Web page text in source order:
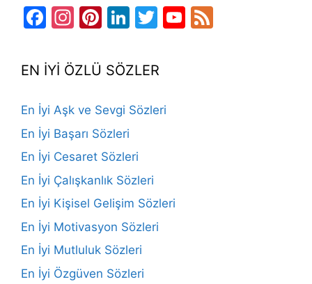
Facebook
Instagram
Pinterest
LinkedIn
TwitterYouTube
EN İYİ ÖZLÜ SÖZLER
En İyi Aşk ve Sevgi Sözleri
En İyi Başarı Sözleri
En İyi Cesaret Sözleri
En İyi Çalışkanlık Sözleri
En İyi Kişisel Gelişim Sözleri
En İyi Motivasyon Sözleri
En İyi Mutluluk Sözleri
En İyi Özgüven Sözleri